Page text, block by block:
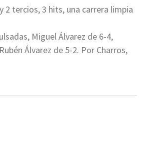
tercios, 3 hits, una carrera limpia
Miguel Álvarez de 6-4,
Álvarez de 5-2. Por Charros,